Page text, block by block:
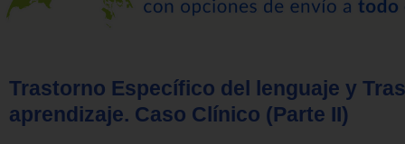
Trastorno Específico del lenguaje y
aprendizaje. Caso Clínico (Parte II)